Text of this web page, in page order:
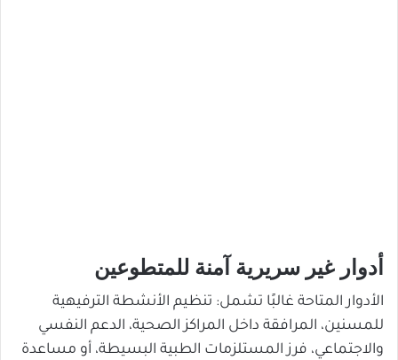
أدوار غير سريرية آمنة للمتطوعين
الأدوار المتاحة غالبًا تشمل: تنظيم الأنشطة الترفيهية
للمسنين، المرافقة داخل المراكز الصحية، الدعم النفسي
والاجتماعي، فرز المستلزمات الطبية البسيطة، أو مساعدة